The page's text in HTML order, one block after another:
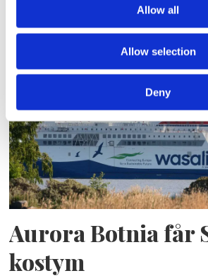
Allow all
Allow selection
Deny
Blå genväg ska
autonoma färjor
Aurora Botnia får
kostym